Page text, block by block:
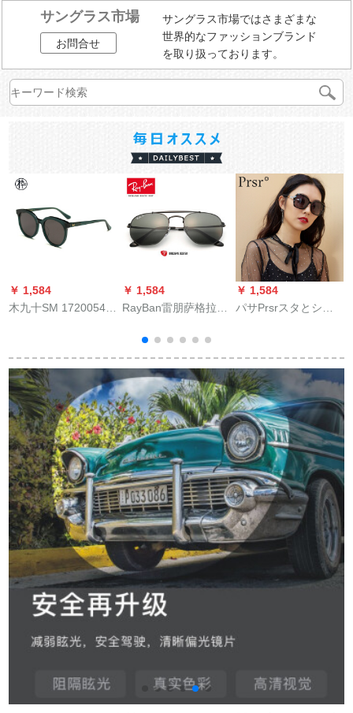
サングラス市場
お問合せ
サングラス市場ではさまざまな
世界的なファッションブランド
を取り扱っております。
￥ 1,584
木九十SM 1720054男
￥ 1,584
RayBan雷朋萨格拉德
RB 3648は002/58黒
メガネ枠偏光グルリ
ング54をカスタスで
ある。
￥ 1,584
パサPrsrスタとシリ
020クラシカル